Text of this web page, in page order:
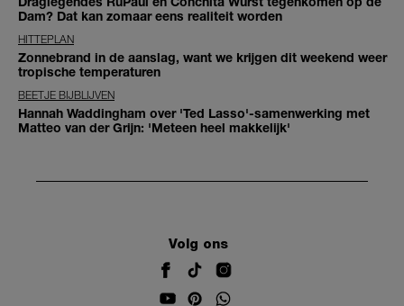
Dam? Dat kan zomaar eens realiteit worden
HITTEPLAN
Zonnebrand in de aanslag, want we krijgen dit weekend weer
tropische temperaturen
BEETJE BIJBLIJVEN
Hannah Waddingham over 'Ted Lasso'-samenwerking met
Matteo van der Grijn: 'Meteen heel makkelijk'
Volg ons